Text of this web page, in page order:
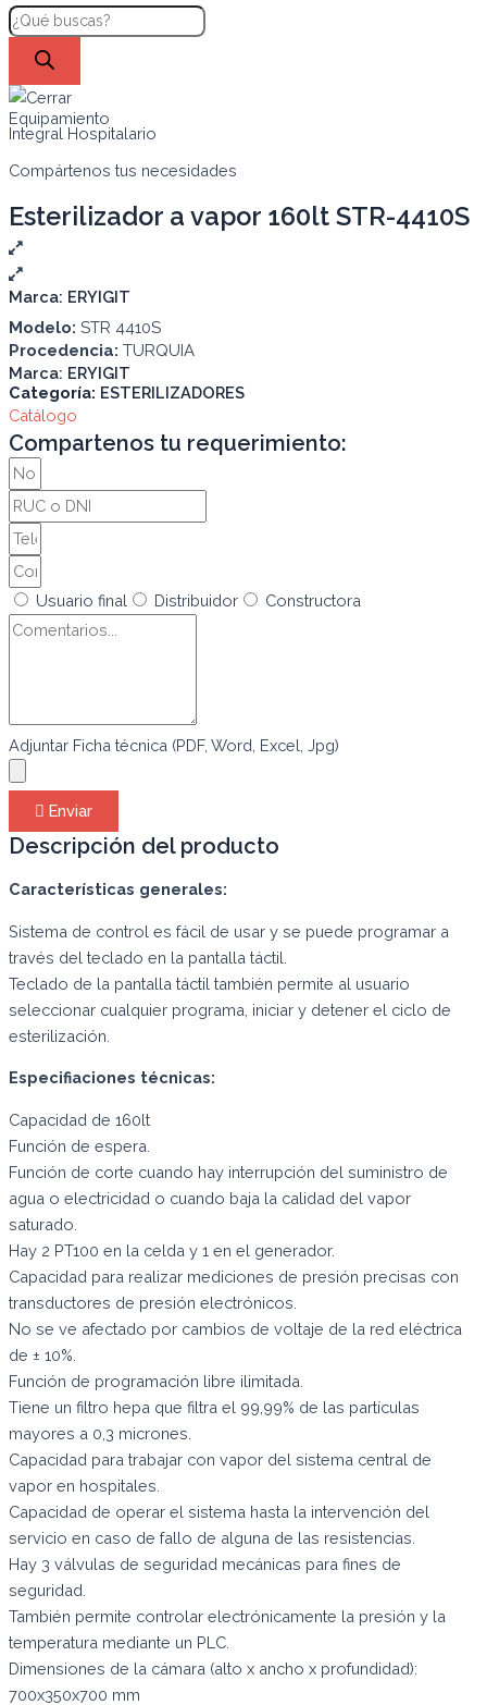
Equipamiento
Integral Hospitalario
Compártenos tus necesidades
Esterilizador a vapor 160lt STR-4410S
Marca: ERYIGIT
Modelo: STR 4410S
Procedencia: TURQUIA
Marca: ERYIGIT
Categoría: ESTERILIZADORES
Catálogo
Compartenos tu requerimiento:
Usuario final Distribuidor Constructora
Adjuntar Ficha técnica (PDF, Word, Excel, Jpg)
Enviar
Descripción del producto
Características generales:
Sistema de control es fácil de usar y se puede programar a
través del teclado en la pantalla táctil.
Teclado de la pantalla táctil también permite al usuario
seleccionar cualquier programa, iniciar y detener el ciclo de
esterilización.
Especifiaciones técnicas:
Capacidad de 160lt
Función de espera.
Función de corte cuando hay interrupción del suministro de
agua o electricidad o cuando baja la calidad del vapor
saturado.
Hay 2 PT100 en la celda y 1 en el generador.
Capacidad para realizar mediciones de presión precisas con
transductores de presión electrónicos.
No se ve afectado por cambios de voltaje de la red eléctrica
de ± 10%.
Función de programación libre ilimitada.
Tiene un filtro hepa que filtra el 99,99% de las partículas
mayores a 0,3 micrones.
Capacidad para trabajar con vapor del sistema central de
vapor en hospitales.
Capacidad de operar el sistema hasta la intervención del
servicio en caso de fallo de alguna de las resistencias.
Hay 3 válvulas de seguridad mecánicas para fines de
seguridad.
También permite controlar electrónicamente la presión y la
temperatura mediante un PLC.
Dimensiones de la cámara (alto x ancho x profundidad):
700x350x700 mm